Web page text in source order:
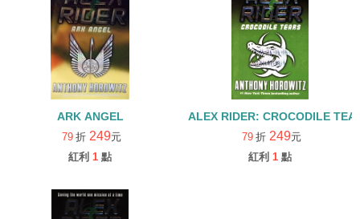
ARK ANGEL
79 折 249元
紅利 1 點
ALEX RIDER: CROCODILE
79 折 249元
紅利 1 點